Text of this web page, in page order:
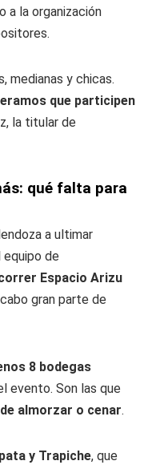
a la organización
medianas y chicas.
que participen
la titular de
qué falta para
a ultimar
de
Espacio Arizu
gran parte de
8 bodegas
evento. Son las que
almorzar o cenar.
y Trapiche, que